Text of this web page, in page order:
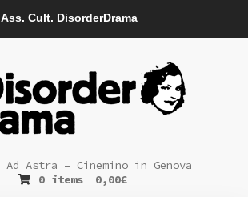
Ass. Cult. DisorderDrama
Ad Astra – Cinemino in Genova
0 items
0,00€